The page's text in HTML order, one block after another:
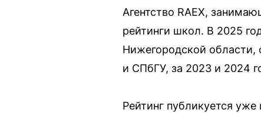
Агентство RAEX,
рейтинги школ. В 2025
Нижегородской
и СПбГУ, за 2023 и 2024
Рейтинг публикуется